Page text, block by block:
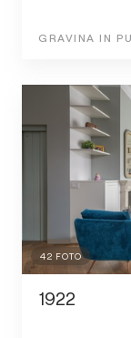
GRAVINA IN
42 FOTO
1922